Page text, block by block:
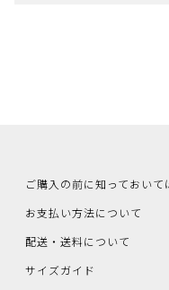
ご購入の前に知っておいて
お支払い方法について
配送・送料について
サイズガイド